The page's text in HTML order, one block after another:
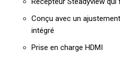
Conçu avec un
intégré
Prise en charge HDMI